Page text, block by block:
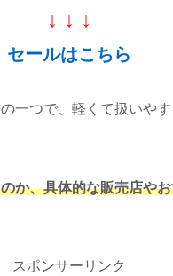
↓ ↓ ↓
セールはこちら
一つで、軽くて扱いや
か、具体的な販売店や
スポンサーリンク